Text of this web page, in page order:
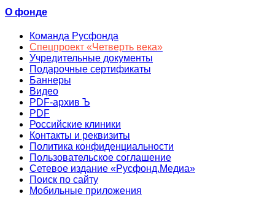
О фонде
Команда Русфонда
Спецпроект «Четверть века»
Учредительные документы
Подарочные сертификаты
Баннеры
Видео
PDF-архив Ъ
PDF
Российские клиники
Контакты и реквизиты
Политика конфиденциальности
Пользовательское соглашение
Сетевое издание «Русфонд.Медиа»
Поиск по сайту
Мобильные приложения